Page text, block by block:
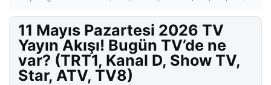
11 Mayıs Pazartesi 2026 TV
Yayın Akışı! Bugün TV’de ne
var? (TRT1, Kanal D, Show TV,
Star, ATV, TV8)